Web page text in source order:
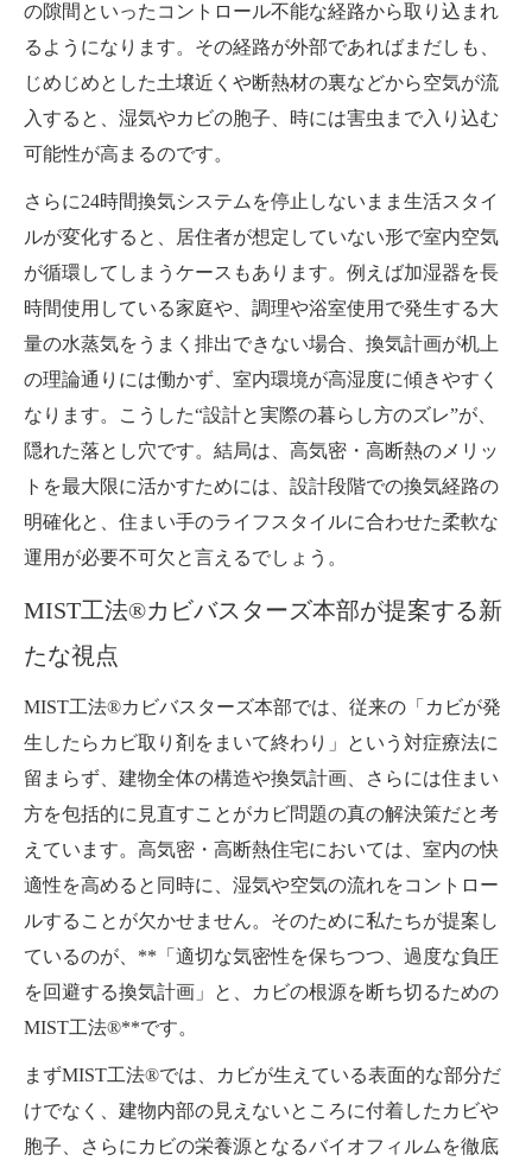
の隙間といったコントロール不能な経路から取り込まれ
るようになります。その経路が外部であればまだしも、
じめじめとした土壌近くや断熱材の裏などから空気が流
入すると、湿気やカビの胞子、時には害虫まで入り込む
可能性が高まるのです。
さらに24時間換気システムを停止しないまま生活スタイ
ルが変化すると、居住者が想定していない形で室内空気
が循環してしまうケースもあります。例えば加湿器を長
時間使用している家庭や、調理や浴室使用で発生する大
量の水蒸気をうまく排出できない場合、換気計画が机上
の理論通りには働かず、室内環境が高湿度に傾きやすく
なります。こうした“設計と実際の暮らし方のズレ”が、
隠れた落とし穴です。結局は、高気密・高断熱のメリッ
トを最大限に活かすためには、設計段階での換気経路の
明確化と、住まい手のライフスタイルに合わせた柔軟な
運用が必要不可欠と言えるでしょう。
MIST工法®カビバスターズ本部が提案する新
たな視点
MIST工法®カビバスターズ本部では、従来の「カビが発
生したらカビ取り剤をまいて終わり」という対症療法に
留まらず、建物全体の構造や換気計画、さらには住まい
方を包括的に見直すことがカビ問題の真の解決策だと考
えています。高気密・高断熱住宅においては、室内の快
適性を高めると同時に、湿気や空気の流れをコントロー
ルすることが欠かせません。そのために私たちが提案し
ているのが、**「適切な気密性を保ちつつ、過度な負圧
を回避する換気計画」と、カビの根源を断ち切るための
MIST工法®**です。
まずMIST工法®では、カビが生えている表面的な部分だ
けでなく、建物内部の見えないところに付着したカビや
胞子、さらにカビの栄養源となるバイオフィルムを徹底